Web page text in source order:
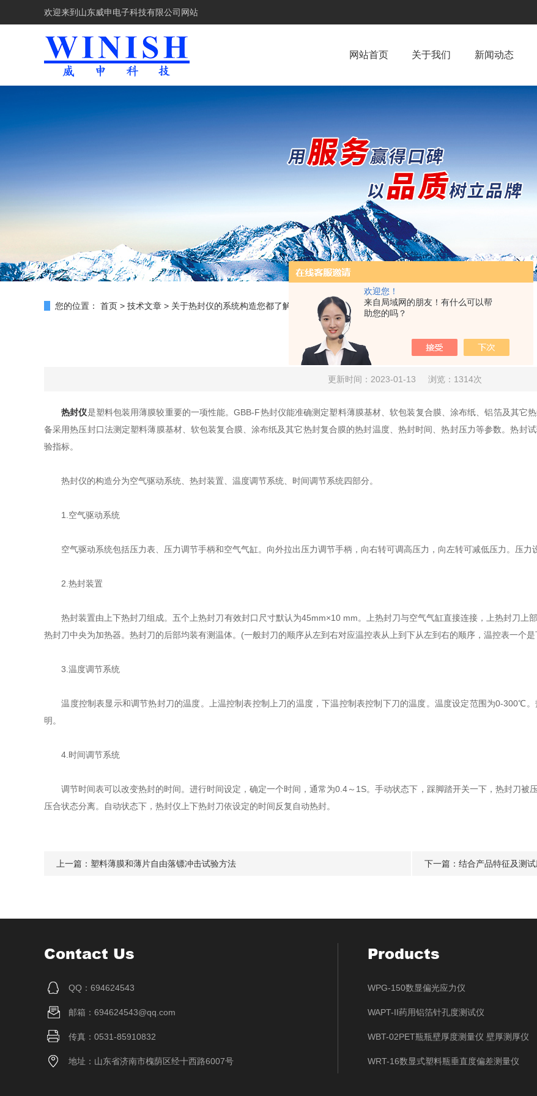
欢迎您！
来自局域网的朋友！有什么可以帮
助您的吗？
欢迎来到 山东威申电子科技有限公司网站
网站首页 关于我们 新闻动态
您的位置： 首页 > 技术文章 > 关于热封仪的系统构造您都了解吗？
关于热封仪的系统构造您都了解吗？
更新时间：2023-01-13 浏览：1314次
热封仪是塑料包装用薄膜较重要的一项性能。GBB-F热封仪能准确测定塑料薄膜基材、软包装复合膜、涂布纸、铝箔及其它
备采用热压封口法测定塑料薄膜基材、软包装复合膜、涂布纸及其它热封复合膜的热封温度、热封时间、热封压力等参数。热封
验指标。
热封仪的构造分为空气驱动系统、热封装置、温度调节系统、时间调节系统四部分。
1.空气驱动系统
空气驱动系统包括压力表、压力调节手柄和空气气缸。向外拉出压力调节手柄，向右转可调高压力，向左转可减低压力。压力
2.热封装置
热封装置由上下热封刀组成。五个上热封刀有效封口尺寸默认为45mm×10 mm。上热封刀与空气气缸直接连接，上热封刀上
热封刀中央为加热器。热封刀的后部均装有测温体。(一般封刀的顺序从左到右对应温控表从上到下从左到右的顺序，温控表一个
3.温度调节系统
温度控制表显示和调节热封刀的温度。上温控制表控制上刀的温度，下温控制表控制下刀的温度。温度设定范围为0-300℃。
明。
4.时间调节系统
调节时间表可以改变热封的时间。进行时间设定，确定一个时间，通常为0.4～1S。手动状态下，踩脚踏开关一下，热封刀被
压合状态分离。自动状态下，热封仪上下热封刀依设定的时间反复自动热封。
上一篇： 塑料薄膜和薄片自由落镖冲击试验方法 下一篇： 结合产品特征及测
Contact Us
QQ：694624543
邮箱：694624543@qq.com
传真：0531-85910832
地址：山东省济南市槐荫区经十西路6007号
Products
WPG-150数显偏光应力仪
WAPT-II药用铝箔针孔度测试仪
WBT-02PET瓶瓶壁厚度测量仪 壁厚测厚仪
WRT-16数显式塑料瓶垂直度偏差测量仪